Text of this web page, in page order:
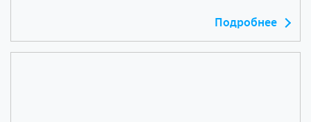
Подробнее